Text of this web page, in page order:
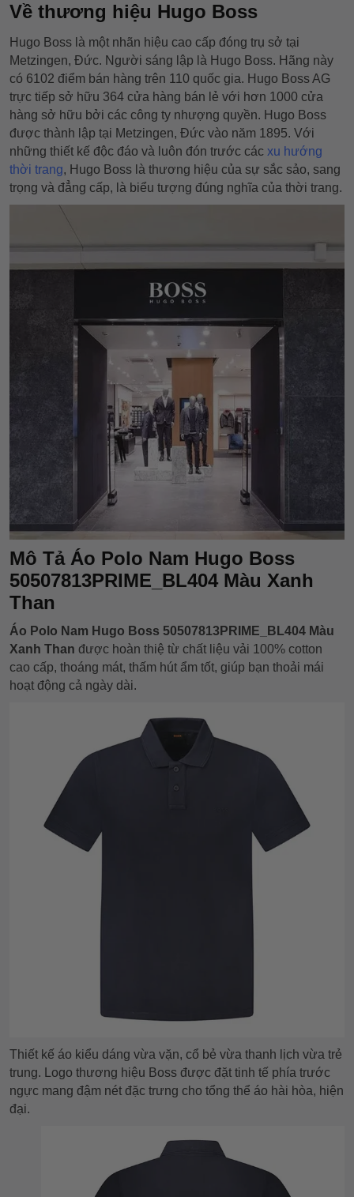
Về thương hiệu Hugo Boss
Hugo Boss là một nhãn hiệu cao cấp đóng trụ sở tại
Metzingen, Đức. Người sáng lập là Hugo Boss. Hãng này
có 6102 điểm bán hàng trên 110 quốc gia. Hugo Boss AG
trực tiếp sở hữu 364 cửa hàng bán lẻ với hơn 1000 cửa
hàng sở hữu bởi các công ty nhượng quyền. Hugo Boss
được thành lập tại Metzingen, Đức vào năm 1895. Với
những thiết kế độc đáo và luôn đón trước các xu hướng
thời trang, Hugo Boss là thương hiệu của sự sắc sảo, sang
trọng và đẳng cấp, là biểu tượng đúng nghĩa của thời trang.
Mô Tả Áo Polo Nam Hugo Boss
50507813PRIME_BL404 Màu Xanh
Than
Áo Polo Nam Hugo Boss 50507813PRIME_BL404 Màu
Xanh Than được hoàn thiệ từ chất liệu vải 100% cotton
cao cấp, thoáng mát, thấm hút ẩm tốt, giúp bạn thoải mái
hoạt động cả ngày dài.
Thiết kế áo kiểu dáng vừa vặn, cổ bẻ vừa thanh lịch vừa trẻ
trung. Logo thương hiệu Boss được đặt tinh tế phía trước
ngực mang đậm nét đặc trưng cho tổng thể áo hài hòa, hiện
đại.